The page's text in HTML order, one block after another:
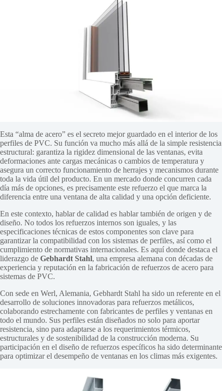
Esta “alma de acero” es el secreto mejor guardado en el interior de los
perfiles de PVC. Su función va mucho más allá de la simple resistencia
estructural: garantiza la rigidez dimensional de las ventanas, evita
deformaciones ante cargas mecánicas o cambios de temperatura y
asegura un correcto funcionamiento de herrajes y mecanismos durante
toda la vida útil del producto. En un mercado donde concurren cada
día más de opciones, es precisamente este refuerzo el que marca la
diferencia entre una ventana de alta calidad y una opción deficiente.
En este contexto, hablar de calidad es hablar también de origen y de
diseño. No todos los refuerzos internos son iguales, y las
especificaciones técnicas de estos componentes son clave para
garantizar la compatibilidad con los sistemas de perfiles, así como el
cumplimiento de normativas internacionales. Es aquí donde destaca el
liderazgo de Gebhardt Stahl, una empresa alemana con décadas de
experiencia y reputación en la fabricación de refuerzos de acero para
sistemas de PVC.
Con sede en Werl, Alemania, Gebhardt Stahl ha sido un referente en el
desarrollo de soluciones innovadoras para refuerzos metálicos,
colaborando estrechamente con fabricantes de perfiles y ventanas en
todo el mundo. Sus perfiles están diseñados no solo para aportar
resistencia, sino para adaptarse a los requerimientos térmicos,
estructurales y de sostenibilidad de la construcción moderna. Su
participación en el diseño de refuerzos específicos ha sido determinante
para optimizar el desempeño de ventanas en los climas más exigentes.